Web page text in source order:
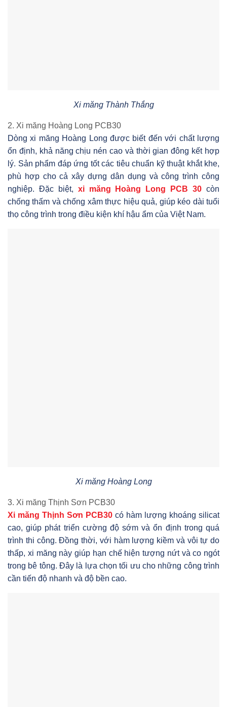
Xi măng Thành Thắng
2. Xi măng Hoàng Long PCB30
Dòng xi măng Hoàng Long được biết đến với chất lượng
ổn định, khả năng chịu nén cao và thời gian đông kết hợp
lý. Sản phẩm đáp ứng tốt các tiêu chuẩn kỹ thuật khắt khe,
phù hợp cho cả xây dựng dân dụng và công trình công
nghiệp. Đặc biệt, xi măng Hoàng Long PCB 30 còn
chống thấm và chống xâm thực hiệu quả, giúp kéo dài tuổi
thọ công trình trong điều kiện khí hậu ẩm của Việt Nam.
Xi măng Hoàng Long
3. Xi măng Thịnh Sơn PCB30
Xi măng Thịnh Sơn PCB30 có hàm lượng khoáng silicat
cao, giúp phát triển cường độ sớm và ổn định trong quá
trình thi công. Đồng thời, với hàm lượng kiềm và vôi tự do
thấp, xi măng này giúp hạn chế hiện tượng nứt và co ngót
trong bê tông. Đây là lựa chọn tối ưu cho những công trình
cần tiến độ nhanh và độ bền cao.